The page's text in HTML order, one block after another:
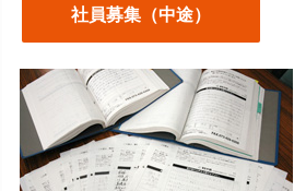
社員募集（中途）